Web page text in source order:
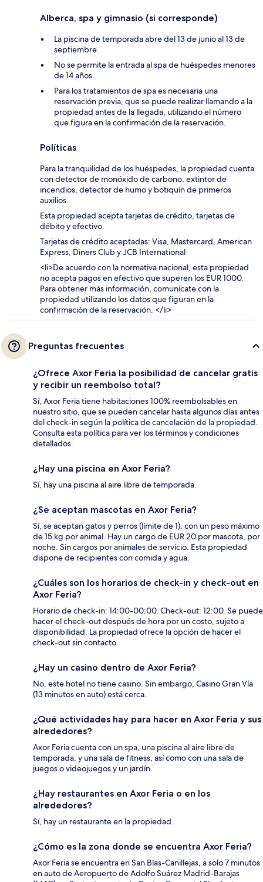
Alberca, spa y gimnasio (si corresponde)
La piscina de temporada abre del 13 de junio al 13 de
septiembre.
No se permite la entrada al spa de huéspedes menores
de 14 años.
Para los tratamientos de spa es necesaria una
reservación previa, que se puede realizar llamando a la
propiedad antes de la llegada, utilizando el número
que figura en la confirmación de la reservación.
Políticas
Para la tranquilidad de los huéspedes, la propiedad cuenta
con detector de monóxido de carbono, extintor de
incendios, detector de humo y botiquín de primeros
auxilios.
Esta propiedad acepta tarjetas de crédito, tarjetas de
débito y efectivo.
Tarjetas de crédito aceptadas: Visa, Mastercard, American
Express, Diners Club y JCB International
<li>De acuerdo con la normativa nacional, esta propiedad
no acepta pagos en efectivo que superen los EUR 1000.
Para obtener más información, comunícate con la
propiedad utilizando los datos que figuran en la
confirmación de la reservación. </li>
Preguntas frecuentes
¿Ofrece Axor Feria la posibilidad de cancelar gratis
y recibir un reembolso total?
Sí, Axor Feria tiene habitaciones 100% reembolsables en
nuestro sitio, que se pueden cancelar hasta algunos días antes
del check-in según la política de cancelación de la propiedad.
Consulta esta política para ver los términos y condiciones
detallados.
¿Hay una piscina en Axor Feria?
Sí, hay una piscina al aire libre de temporada.
¿Se aceptan mascotas en Axor Feria?
Sí, se aceptan gatos y perros (límite de 1), con un peso máximo
de 15 kg por animal. Hay un cargo de EUR 20 por mascota, por
noche. Sin cargos por animales de servicio. Esta propiedad
dispone de recipientes con comida y agua.
¿Cuáles son los horarios de check-in y check-out en
Axor Feria?
Horario de check-in: 14:00-00:00. Check-out: 12:00. Se puede
hacer el check-out después de hora por un costo, sujeto a
disponibilidad. La propiedad ofrece la opción de hacer el
check-out sin contacto.
¿Hay un casino dentro de Axor Feria?
No, este hotel no tiene casino. Sin embargo, Casino Gran Vía
(13 minutos en auto) está cerca.
¿Qué actividades hay para hacer en Axor Feria y sus
alrededores?
Axor Feria cuenta con un spa, una piscina al aire libre de
temporada, y una sala de fitness, así como con una sala de
juegos o videojuegos y un jardín.
¿Hay restaurantes en Axor Feria o en los
alrededores?
Sí, hay un restaurante en la propiedad.
¿Cómo es la zona donde se encuentra Axor Feria?
Axor Feria se encuentra en San Blas-Canillejas, a solo 7 minutos
en auto de Aeropuerto de Adolfo Suárez Madrid-Barajas